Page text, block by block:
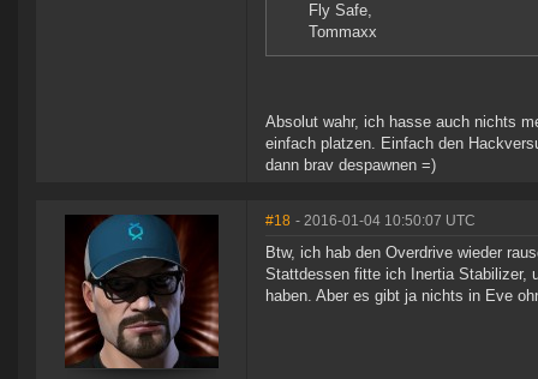
Fly Safe,
Tommaxx
Absolut wahr, ich hasse auch nichts
einfach platzen. Einfach den
dann brav despawnen =)
#18 - 2016-01-04 10:50:07 UTC
Btw, ich hab den Overdrive wieder
Stattdessen fitte ich Inertia Stabilizer,
haben. Aber es gibt ja nichts in Eve